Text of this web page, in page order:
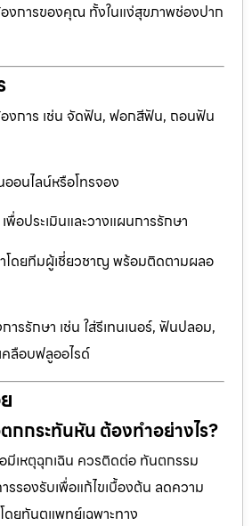
องการของคุณ ทั้งในแง่สุขภาพช่องปาก
งการ เช่น จัดฟัน, ฟอกสีฟัน, ถอนฟัน
อนไลน์หรือโทรจอง
อประเมินและวางแผนการรักษา
โดยทีมผู้เชี่ยวชาญ พร้อมติดตามผลอ
ารรักษา เช่น ใส่รีเทนเนอร์, ฟันปลอม,
ลือบฟลูออไรด์
กกระทันหัน ต้องทำอย่างไร?
เหตุฉุกเฉิน ควรติดต่อ ทันตกรรม
รรองรับเพื่อแก้ไขเบื้องต้น ลดความ
ดยทันตแพทย์เฉพาะทาง